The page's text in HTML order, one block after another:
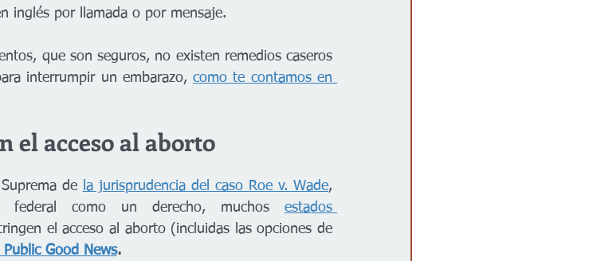
inglés por llamada o por mensaje.
que son seguros, no existen remedios caseros
interrumpir un embarazo, como te contamos en
el acceso al aborto
de la jurisprudencia del caso Roe v. Wade,
como un derecho, muchos estados
el acceso al aborto (incluidas las opciones de
Good News.